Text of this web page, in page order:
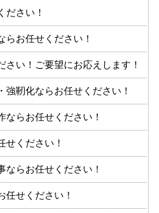
ださい！
お任せください！
い！ご要望にお応えします！
靭化ならお任せください！
らお任せください！
せください！
らお任せください！
任せください！